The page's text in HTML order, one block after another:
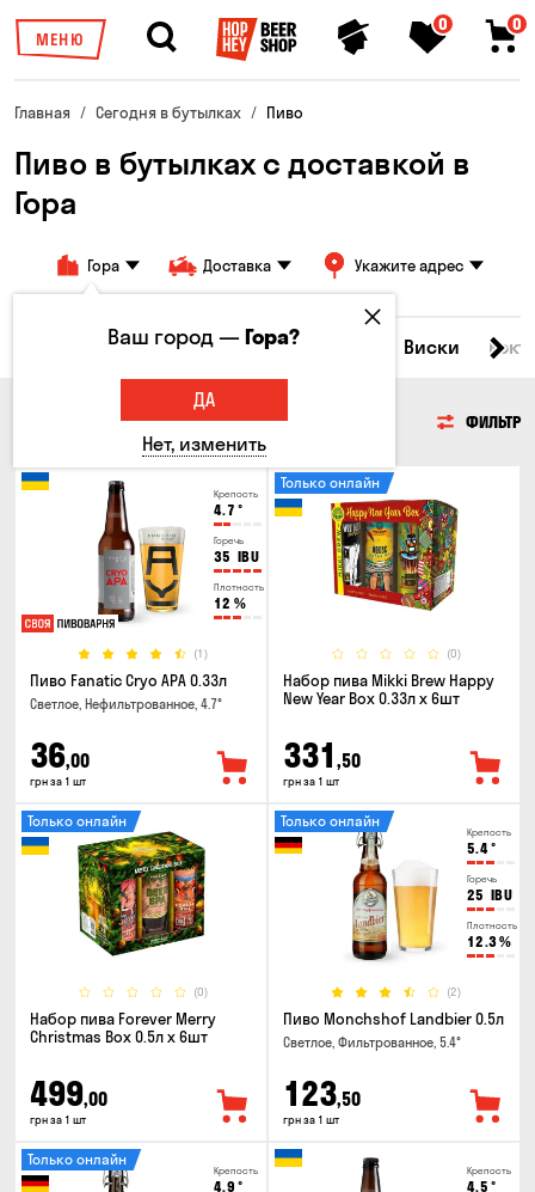
МЕНЮ
0 0
Главная Сегодня в бутылках Пиво
Пиво в бутылках с доставкой в
Гора
Гора Доставка Укажите адрес
Все товары Пиво Сидр Виски
ФИЛЬТР
Крепость
4.7 °
Горечь
35 IBU
Плотность
12 %
(1)
Пиво Fanatic Cryo APA 0.33л
Светлое, Нефильтрованное, 4.7°
36,00
грн за 1 шт
(0)
Только онлайн
Набор пива Mikki Brew Happy
New Year Box 0.33л x 6шт
331 ,50
грн за 1 шт
(0)
Только онлайн
Набор пива Forever Merry
Christmas Box 0.5л x 6шт
499,00
грн за 1 шт
Крепость
5.4°
Горечь
25 IBU
Плотность
12.3%
(2)
Только онлайн
Пиво Monchshof Landbier 0.5л
Светлое, Фильтрованное, 5.4°
123,50
грн за 1 шт
Крепость
4.9 °
Только онлайн
Крепость
4.5 °
Ваш город —Гора?
ДА
Нет, изменить